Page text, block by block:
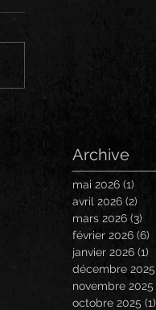
Archive
mai 2026 (1)
avril 2026 (2)
mars 2026 (3)
février 2026 (6)
janvier 2026 (1)
décembre 2025
novembre 2025
octobre 2025 (1)